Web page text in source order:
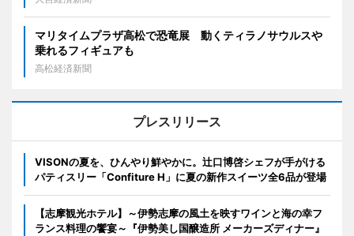
マリタイムプラザ高松で恐竜展 動くティラノサウルスや
乗れるフィギュアも
高松経済新聞
プレスリリース
VISONの夏を、ひんやり鮮やかに。辻口博啓シェフが手がける
パティスリー「Confiture H」に夏の新作スイーツ全6品が登場
【志摩観光ホテル】～伊勢志摩の風土を映すワインと海の幸フ
ランス料理の饗宴～『伊勢美し国醸造所 メーカーズディナー』